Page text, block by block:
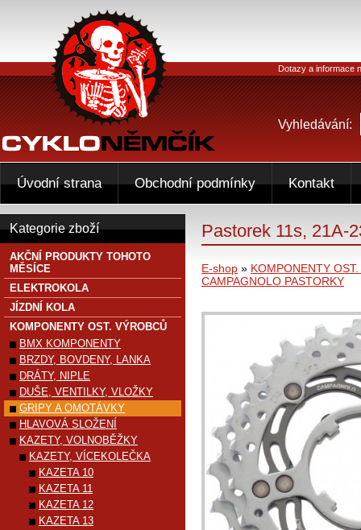
Pastorek 11s, 21A-
E-shop » KOMPONENTY
CAMPAGNOLO PASTORKY
Kategorie zboží
AKČNÍ PRODUKTY TOHOTO
MĚSÍCE
ELEKTROKOLA
JÍZDNÍ KOLA
KOMPONENTY OST. VÝROBCŮ
BMX KOMPONENTY
BRZDY, BOVDENY, LANKA
DRÁTY, NIPLE
DUŠE, VENTILKY, VLOŽKY
GRIPY A OMOTÁVKY
HLAVOVÁ SLOŽENÍ
KAZETY, VOLNOBĚŽKY
KAZETY, VÍCEKOLEČKA
KAZETA 10
KAZETA 11
KAZETA 12
KAZETA 13
Dotazy a informace
Vyhledávání:
Úvodní strana Obchodní podmínky Kontakt